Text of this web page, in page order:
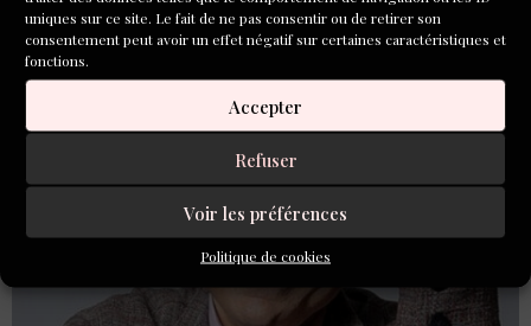
uniques sur ce site. Le fait de ne pas consentir ou de retirer son
consentement peut avoir un effet négatif sur certaines caractéristiques et
fonctions.
Accepter
Refuser
Voir les préférences
Politique de cookies
le 20 mars 2024